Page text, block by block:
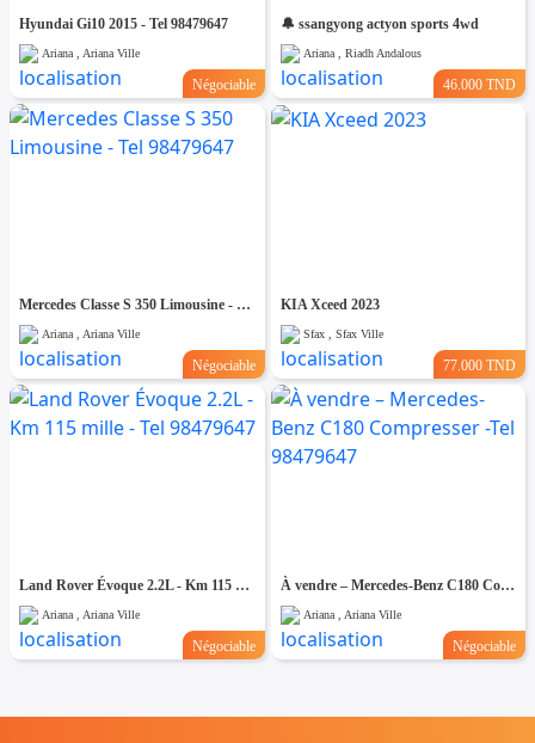
Hyundai Gi10 2015 - Tel 98479647
Ariana , Ariana Ville
Négociable
🔔 ssangyong actyon sports 4wd
Ariana , Riadh Andalous
46.000 TND
Mercedes Classe S 350 Limousine - Tel 98479647
Ariana , Ariana Ville
Négociable
KIA Xceed 2023
Sfax , Sfax Ville
77.000 TND
Land Rover Évoque 2.2L - Km 115 mille - Tel 98479647
Ariana , Ariana Ville
Négociable
À vendre – Mercedes-Benz C180 Compresser -Tel 98479647
Ariana , Ariana Ville
Négociable